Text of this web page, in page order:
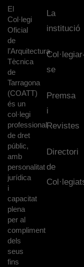
El
Col·legi
Oficial
de
l’Arquitectura
Tècnica
de
Tarragona
(COATT)
és un
col·legi
professional
de dret
públic,
amb
personalitat
jurídica
i
capacitat
plena
per al
compliment
dels
seus
fins
La
institució
se
Premsa
i
Revistes
Directori
de